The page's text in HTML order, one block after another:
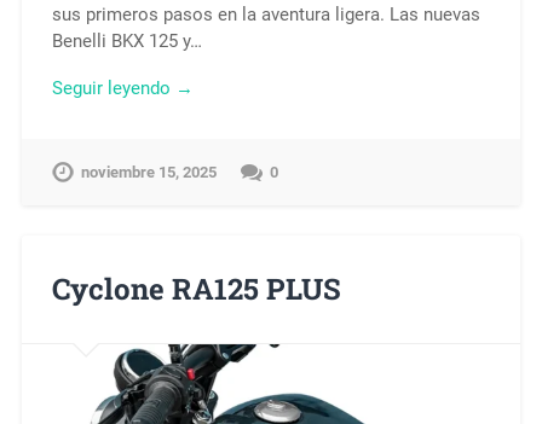
sus primeros pasos en la aventura ligera. Las nuevas
Benelli BKX 125 y…
Seguir leyendo →
noviembre 15, 2025 0
Cyclone RA125 PLUS